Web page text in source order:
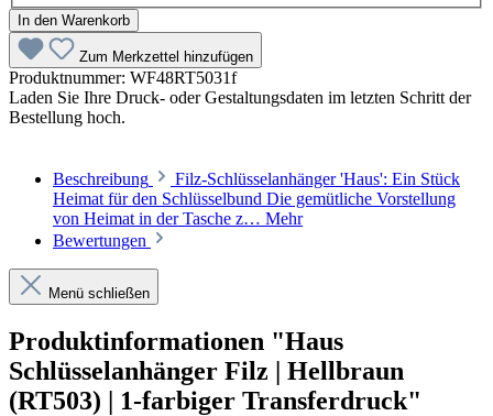
In den Warenkorb
Zum Merkzettel hinzufügen
Produktnummer: WF48RT5031f
Laden Sie Ihre Druck- oder Gestaltungsdaten im letzten Schritt der
Bestellung hoch.
Beschreibung
Filz-Schlüsselanhänger 'Haus': Ein Stück
Heimat für den Schlüsselbund Die gemütliche Vorstellung
von Heimat in der Tasche z… Mehr
Bewertungen
Menü schließen
Produktinformationen "Haus
Schlüsselanhänger Filz | Hellbraun
(RT503) | 1-farbiger Transferdruck"